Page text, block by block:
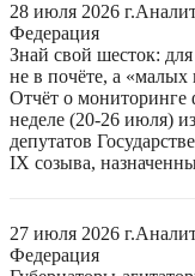
28 июля 2026 г.
Федерация
Знай свой шесток:
не в почёте, а «малых
Отчёт о мониторинге
неделе (20-26 июля)
депутатов
IX созыва,
27 июля 2026 г.
Федерация